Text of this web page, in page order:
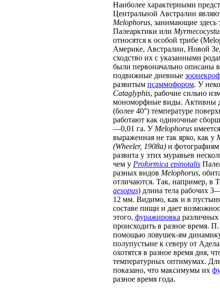
Наиболее характерными
Центральной Австралии
Melophorus, занимающие
Палеарктики или
относятся к особой трибе
Америке, Австралии, Новой
сходство их с указанными
были первоначально описаны
подвижные дневные
развитым псаммофором. У
Cataglyphis, рабочие сильно
мономорфные виды. Активны
(более 40°) температуре
работают как одиночные
—0,01 га. УMelophorus имеется
выраженная не так ярко, как у
(Wheeler, 1908а) и
развита у этих муравьев
чем у Proformica epinotalis
разных видов Melophorus,
отличаются. Так, например, в
aesopus) длина тела рабочих
12 мм. Видимо, как и в
составе пищи и дает
этого, фуражировка
происходить в разное время.
помощью ловушек-ям
полупустыне к северу от
охотятся в разное время дня,
температурных оптимумах.
показано, что максимумы их
разное время года.